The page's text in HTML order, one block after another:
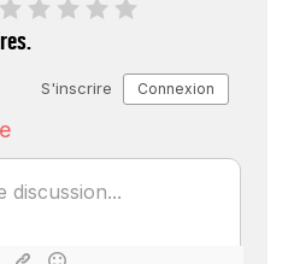
ÉCHO : DES IMAGES
POUR TOUTES LES
18 juil 2022